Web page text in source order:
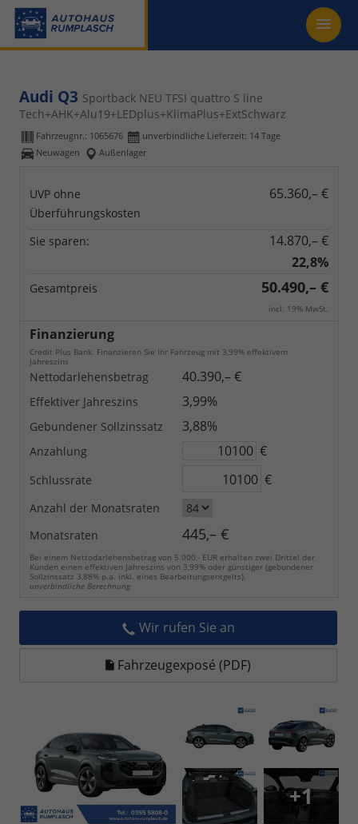
Audi Q3 Sportback NEU TFSI quattro S line
Tech+AHK+Alu19+LEDplus+KlimaPlus+ExtSchwarz
Fahrzeugnr.: 1065676 unverbindliche Lieferzeit: 14 Tage
Neuwagen
Außenlager
UVP ohne
Überführungskosten
65.360,– €
Sie sparen:
14.870,– €
22,8%
Gesamtpreis 50.490,– €
incl. 19% MwSt.
Finanzierung
Credit Plus Bank. Finanzieren Sie Ihr Fahrzeug mit 3,99% effektivem
Jahreszins
Nettodarlehensbetrag 40.390,– €
Effektiver Jahreszins 3,99%
Gebundener Sollzinssatz 3,88%
Anzahlung €
Schlussrate €
Anzahl der Monatsraten
Monatsraten
445,– €
Bei einem Nettodarlehensbetrag von 5.000,- EUR erhalten zwei Drittel der
Kunden einen effektiven Jahreszins von 3,99% oder günstiger (gebundener
Sollzinssatz 3,88% p.a. inkl. eines Bearbeitungsentgelts).
unverbindliche Berechnung
Wir rufen Sie an
Fahrzeugexposé (PDF)
+1